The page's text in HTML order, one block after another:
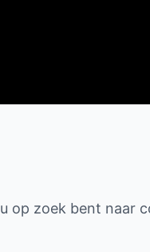
zoek bent naar